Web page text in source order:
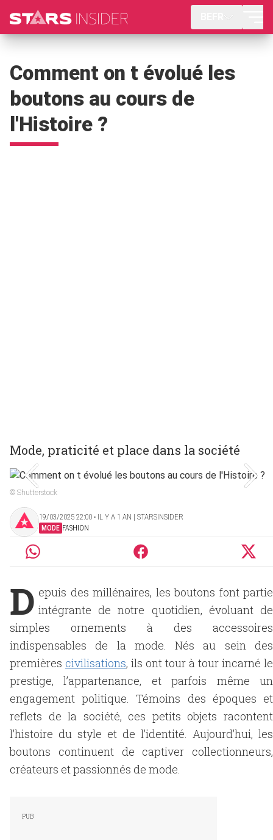
Comment on t évolué les
boutons au cours de
l'Histoire ?
Mode, praticité et place dans la société
© Shutterstock
19/03/2025 22:00 ‧ IL Y A 1 AN | STARSINSIDER
MODE FASHION
D epuis des millénaires, les boutons font partie
intégrante de notre quotidien, évoluant de
simples ornements à des accessoires
indispensables de la mode. Nés au sein des
premières civilisations, ils ont tour à tour incarné le
prestige, l’appartenance, et parfois même un
engagement politique. Témoins des époques et
reflets de la société, ces petits objets racontent
l’histoire du style et de l’identité. Aujourd’hui, les
boutons continuent de captiver collectionneurs,
créateurs et passionnés de mode.